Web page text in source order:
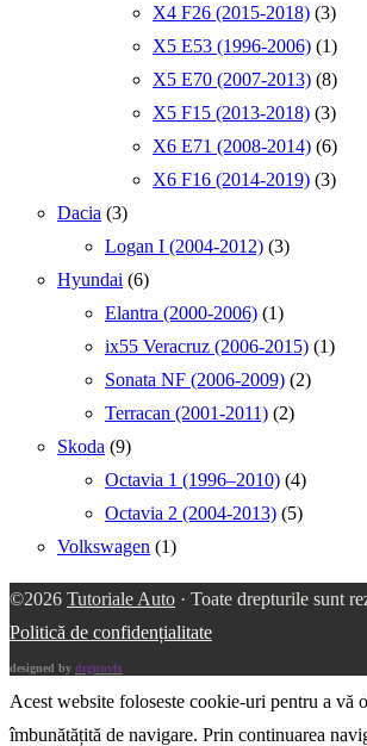
X4 F26 (2015-2018) (3)
X5 E53 (1996-2006) (1)
X5 E70 (2007-2013) (8)
X5 F15 (2013-2018) (3)
X6 E71 (2008-2014) (6)
X6 F16 (2014-2019) (3)
Dacia (3)
Logan I (2004-2012) (3)
Hyundai (6)
Elantra (2000-2006) (1)
ix55 Veracruz (2006-2015) (1)
Sonata NF (2006-2009) (2)
Terracan (2001-2011) (2)
Skoda (9)
Octavia 1 (1996–2010) (4)
Octavia 2 (2004-2013) (5)
Volkswagen (1)
©2026 Tutoriale Auto · Toate drepturile sunt
Politică de confidențialitate
designed by drgnnvfx
Acest website foloseste cookie-uri pentru a vă
îmbunătățită de navigare. Prin continuarea